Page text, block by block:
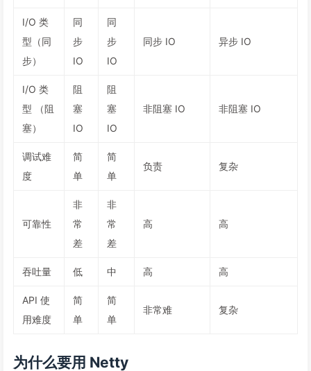
I/O 类
型（同
步）
同
步
IO
同
步
IO
同步 IO 异步 IO
I/O 类
型 （阻
塞）
阻
塞
IO
阻
塞
IO
非阻塞 IO 非阻塞 IO
调试难
度
简
单
简
单
负责 复杂
可靠性
非
常
差
非
常
差
高 高
吞吐量 低 中 高 高
API 使
用难度
简
单
简
单
非常难 复杂
为什么要用 Netty